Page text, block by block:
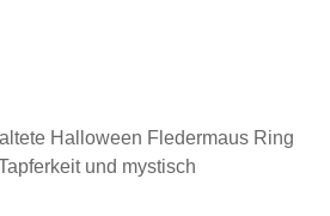
Halloween Fledermaus Ring
und mystisch